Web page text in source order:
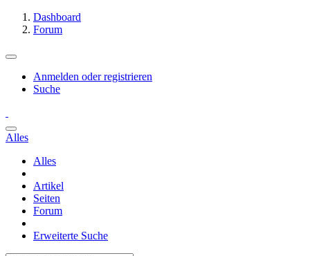
Dashboard
Forum
Anmelden oder registrieren
Suche
Alles
Alles
Artikel
Seiten
Forum
Erweiterte Suche